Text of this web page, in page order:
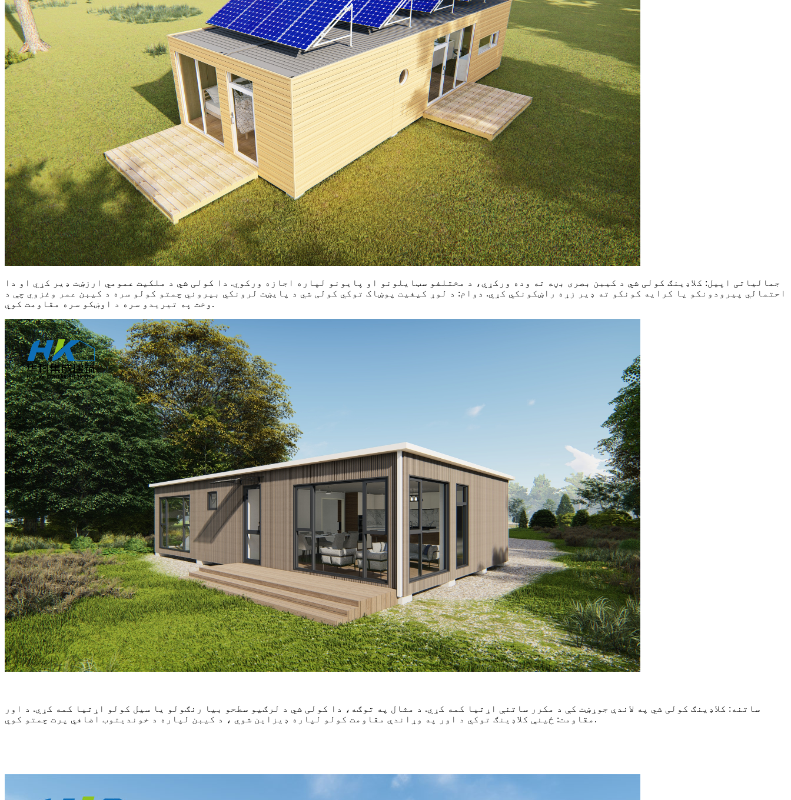
جمالیاتی اپیل: کلاډینګ کولی شي د کیبن بصری بڼه ته وده ورکړي، د مختلفو سټایلونو او پایونو لپاره اجازه ورکوي. دا کولی شي د ملکیت عمومي ارزښت ډیر کړي او دا
احتمالي پیرودونکو یا کرایه کونکو ته ډیر زړه راښکونکي کړي. دوام: د لوړ کیفیت پوښاک توکي کولی شي د پایښت لرونکي بیروني چمتو کولو سره د کیبن عمر وغزوي چې د
وخت په تیریدو سره د اوښکو سره مقاومت کوي.
ساتنه: کلاډینګ کولی شي په لاندې جوړښت کې د مکرر ساتنې اړتیا کمه کړي. د مثال په توګه، دا کولی شي د لرګیو سطحو بیا رنګولو یا سیل کولو اړتیا کمه کړي. د اور
مقاومت: ځینې کلاډینګ توکي د اور په وړاندې مقاومت کولو لپاره ډیزاین شوي ، د کیبن لپاره د خوندیتوب اضافي پرت چمتو کوي.